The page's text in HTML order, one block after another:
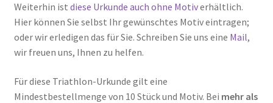
Weiterhin ist diese Urkunde auch ohne Motiverhältlich.
Hier können Sie selbst Ihr gewünschtes Motiv eintragen;
oder wir erledigen das für Sie. Schreiben Sie uns eine Mail,
wir freuen uns, Ihnen zu helfen.
Für diese Triathlon-Urkunde gilt eine
Mindestbestellmenge von 10 Stück und Motiv. Bei mehr als